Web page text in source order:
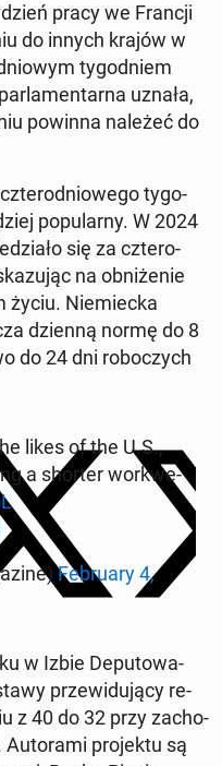
pracy we Francji
do innych krajów w
ty­go­dniem
uznała,
powinna należeć do
ty­go­
po­pu­lar­ny. W 2024
się za czte­ro­
na ob­ni­że­nie
życiu. Nie­miec­ka
dzienną normę do 8
do 24 dni ro­bo­czych
likes of the U.S.,
a shorter wor­kwe­
Fe­bru­ary 4,
w Izbie De­pu­to­wa­
prze­wi­du­ją­cy re­
z 40 do 32 przy za­cho­
Au­to­ra­mi pro­jek­tu są